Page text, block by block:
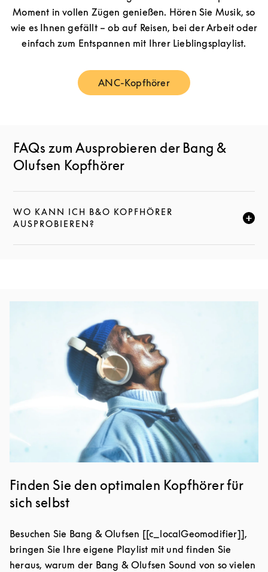
Moment in vollen Zügen genießen. Hören Sie Musik, so
wie es Ihnen gefällt – ob auf Reisen, bei der Arbeit oder
einfach zum Entspannen mit Ihrer Lieblingsplaylist.
ANC-KopfhörerLink Opens in New Tab
FAQs zum Ausprobieren der Bang &
Olufsen Kopfhörer
WO KANN ICH B&O KOPFHÖRER
AUSPROBIEREN?
KLICKE HIER, UM DIESE BESCHREIBUNG ZU
Finden Sie den optimalen Kopfhörer für
sich selbst
Besuchen Sie Bang & Olufsen [[c_localGeomodifier]],
bringen Sie Ihre eigene Playlist mit und finden Sie
heraus, warum der Bang & Olufsen Sound von so vielen